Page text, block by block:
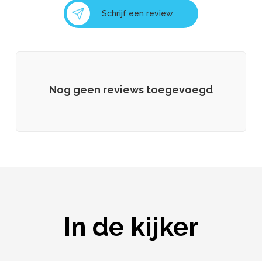
Schrijf een review
Nog geen reviews toegevoegd
In de kijker